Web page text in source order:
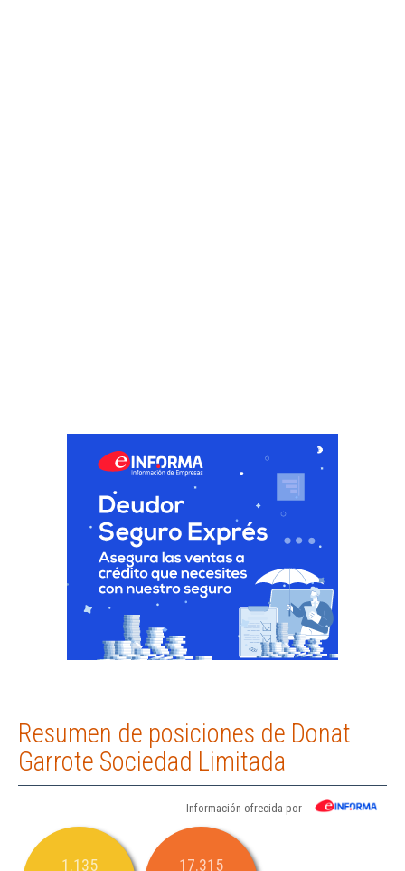
Resumen de posiciones de Donat
Garrote Sociedad Limitada
Información ofrecida por
1.135 17.315